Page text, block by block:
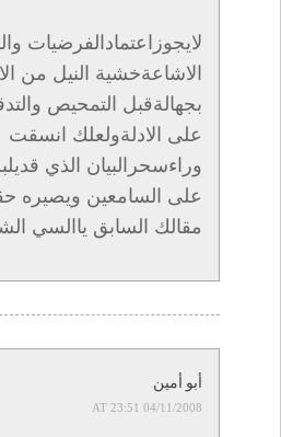
لايجوزاعتمادالفرضيات
الاشاعةخشية النيل من
بجهالةقبل التمحيص
على الادلةولعلك انسقت
وراءسحرالبيان الذي
على السامعين ويصيره
مقالك السابق ياالسي
أبو أمين
04/11/2008 AT 23:51